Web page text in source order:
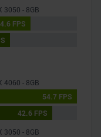
3050 - 8GB
FPS
4060 - 8GB
54.7 FPS
42.6 FPS
3050 - 8GB